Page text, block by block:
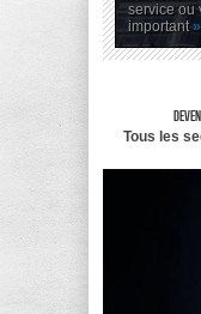
Il nous
aux
Tous les